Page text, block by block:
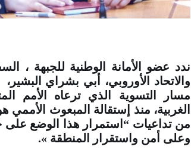
ندد عضو الأمانة الوطنية للجبهة ،
والاتحاد الأوروبي، أبي بشراي
مسار التسوية الذي ترعاه الأمم
الغربية، منذ إستقالة المبعوث
من تداعيات “استمرار هذا الوضع على
وعلى أمن واستقرار المنطقة ».